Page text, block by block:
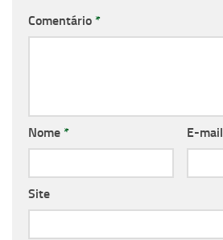
Comentário *
Nome * E-mail
Site